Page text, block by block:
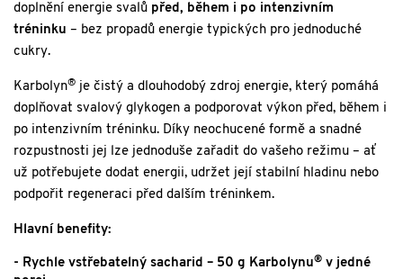
doplnění energie svalů před, během i po intenzivním
tréninku – bez propadů energie typických pro jednoduché
cukry.
Karbolyn® je čistý a dlouhodobý zdroj energie, který pomáhá
doplňovat svalový glykogen a podporovat výkon před, během i
po intenzivním tréninku. Díky neochucené formě a snadné
rozpustnosti jej lze jednoduše zařadit do vašeho režimu – ať
už potřebujete dodat energii, udržet její stabilní hladinu nebo
podpořit regeneraci před dalším tréninkem.
Hlavní benefity:
- Rychle vstřebatelný sacharid – 50 g Karbolynu® v jedné